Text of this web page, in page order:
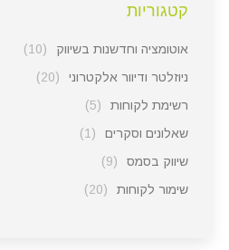
קטגוריות
אוטומציה וחדשנות בשיווק
(10)
ניוזלטר ודיוור אלקטרוני
(20)
רשימת לקוחות
(5)
שאלונים וסקרים
(1)
שיווק בסמס
(9)
שימור לקוחות
(20)